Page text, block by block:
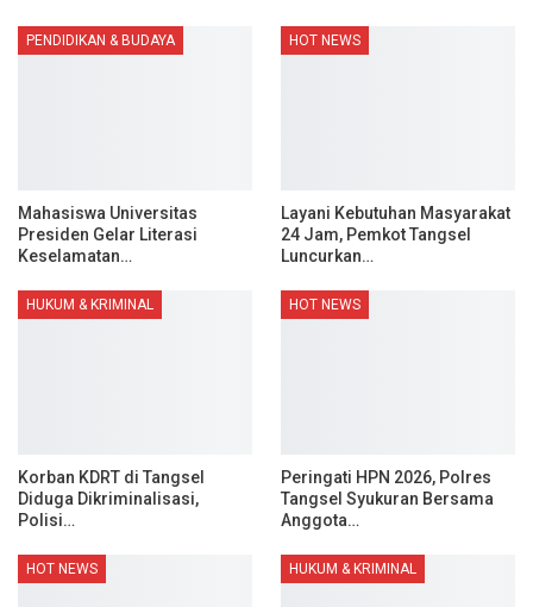
PENDIDIKAN & BUDAYA
Mahasiswa Universitas
Presiden Gelar Literasi
Keselamatan…
HOT NEWS
Layani Kebutuhan Masyarakat
24 Jam, Pemkot Tangsel
Luncurkan…
HUKUM & KRIMINAL
Korban KDRT di Tangsel
Diduga Dikriminalisasi,
Polisi…
HOT NEWS
Peringati HPN 2026, Polres
Tangsel Syukuran Bersama
Anggota…
HOT NEWS HUKUM & KRIMINAL